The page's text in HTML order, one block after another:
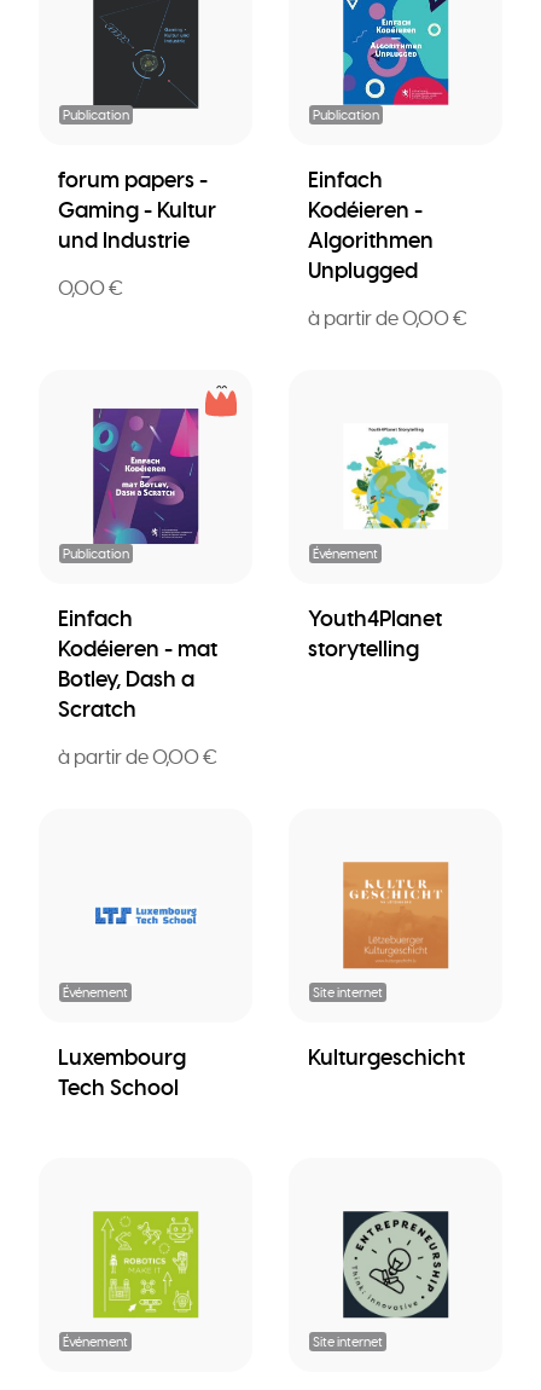
Publication
forum papers -
Gaming - Kultur
und Industrie
0,00 €
Publication
Einfach
Kodéieren -
Algorithmen
Unplugged
à partir de 0,00 €
Publication
Einfach
Kodéieren - mat
Botley, Dash a
Scratch
à partir de 0,00 €
Événement
Youth4Planet
storytelling
Événement
Luxembourg
Tech School
Site internet
Kulturgeschicht
Événement Site internet